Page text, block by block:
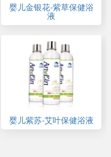
婴儿金银花-紫草保健浴
液
婴儿紫苏-艾叶保健浴液